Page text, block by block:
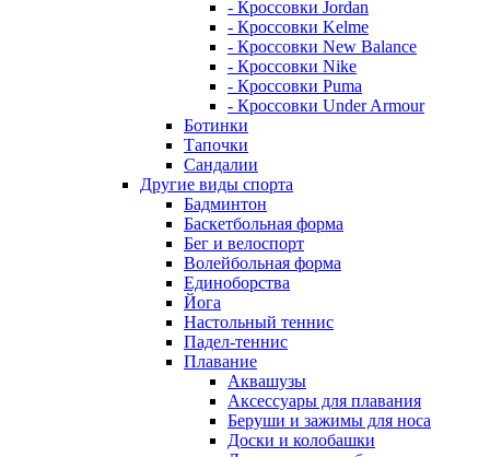
- Кроссовки Jordan
- Кроссовки Kelme
- Кроссовки New Balance
- Кроссовки Nike
- Кроссовки Puma
- Кроссовки Under Armour
Ботинки
Тапочки
Сандалии
Другие виды спорта
Бадминтон
Баскетбольная форма
Бег и велоспорт
Волейбольная форма
Единоборства
Йога
Настольный теннис
Падел-теннис
Плавание
Аквашузы
Аксессуары для плавания
Беруши и зажимы для носа
Доски и колобашки